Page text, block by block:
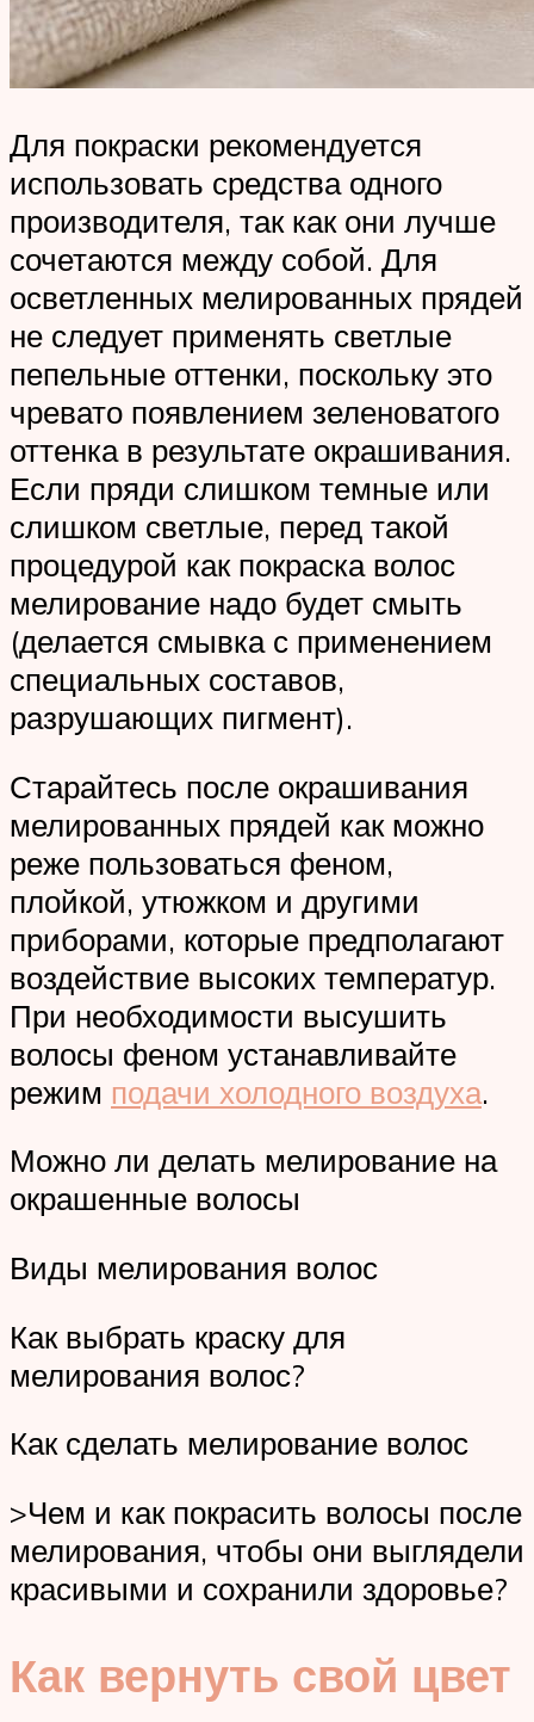
Для покраски рекомендуется
использовать средства одного
производителя, так как они лучше
сочетаются между собой. Для
осветленных мелированных прядей
не следует применять светлые
пепельные оттенки, поскольку это
чревато появлением зеленоватого
оттенка в результате окрашивания.
Если пряди слишком темные или
слишком светлые, перед такой
процедурой как покраска волос
мелирование надо будет смыть
(делается смывка с применением
специальных составов,
разрушающих пигмент).
Старайтесь после окрашивания
мелированных прядей как можно
реже пользоваться феном,
плойкой, утюжком и другими
приборами, которые предполагают
воздействие высоких температур.
При необходимости высушить
волосы феном устанавливайте
режим подачи холодного воздуха.
Можно ли делать мелирование на
окрашенные волосы
Виды мелирования волос
Как выбрать краску для
мелирования волос?
Как сделать мелирование волос
>Чем и как покрасить волосы после
мелирования, чтобы они выглядели
красивыми и сохранили здоровье?
Как вернуть свой цвет